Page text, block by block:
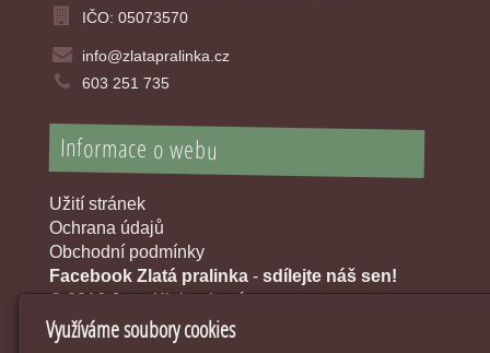
IČO: 05073570
info@zlatapralinka.cz
603 251 735
Informace o webu
Užití stránek
Ochrana údajů
Obchodní podmínky
Facebook Zlatá pralinka - sdílejte náš sen!
© 2016 Jana Klobouková
Využíváme soubory cookies